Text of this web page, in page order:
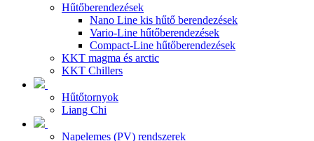
Hűtőberendezések
Nano Line kis hűtő berendezések
Vario-Line hűtőberendezések
Compact-Line hűtőberendezések
KKT magma és arctic
KKT Chillers
Hűtőtornyok
Liang Chi
Napelemes (PV) rendszerek